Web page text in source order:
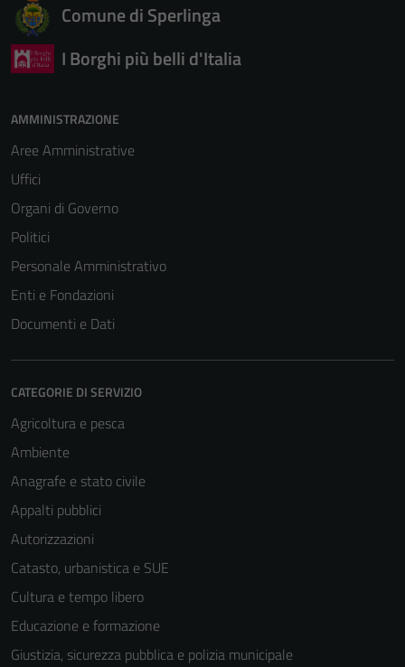
Comune di Sperlinga
I Borghi più belli d'Italia
AMMINISTRAZIONE
Aree Amministrative
Uffici
Organi di Governo
Politici
Personale Amministrativo
Enti e Fondazioni
Documenti e Dati
CATEGORIE DI SERVIZIO
Agricoltura e pesca
Ambiente
Anagrafe e stato civile
Appalti pubblici
Autorizzazioni
Catasto, urbanistica e SUE
Cultura e tempo libero
Educazione e formazione
Giustizia, sicurezza pubblica e polizia municipale